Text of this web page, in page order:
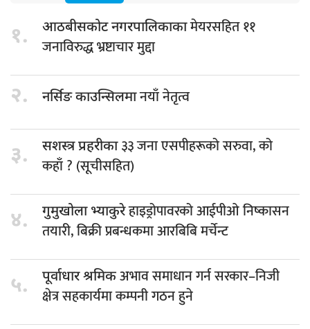
१. आठबीसकोट नगरपालिकाकामेयरसहित ११
जनाविरुद्ध भ्रष्टाचार मुद्दा
२. नर्सिङ काउन्सिलमानयाँ नेतृत्व
३. सशस्त्र प्रहरीका३३ जना एसपीहरूको सरुवा, को
कहाँ ? (सूचीसहित)
४. गुमुखोला भ्याकुरेहाइड्रोपावरको आईपीओ निष्कासन
तयारी, बिक्री प्रबन्धकमा आरबिबि मर्चेन्ट
५. पूर्वाधार श्रमिकअभाव समाधान गर्न सरकार–निजी
क्षेत्र सहकार्यमा कम्पनी गठन हुने